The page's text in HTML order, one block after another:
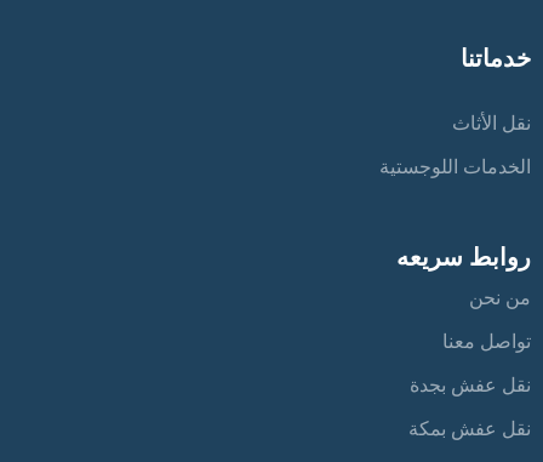
خدماتنا
نقل الأثاث
الخدمات اللوجستية
روابط سريعه
من نحن
تواصل معنا
نقل عفش بجدة
نقل عفش بمكة